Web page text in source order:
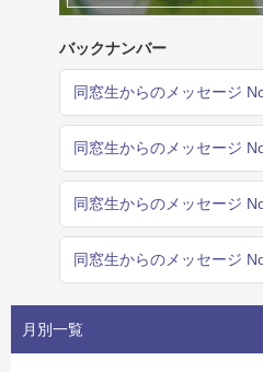
バックナンバー
同窓生からのメッセージ
同窓生からのメッセージ
同窓生からのメッセージ
同窓生からのメッセージ
月別一覧